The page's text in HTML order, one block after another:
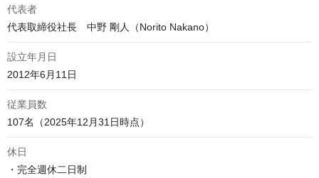
代表者
代表取締役社長　中野 剛人（Norito Nakano）
設立年月日
2012年6月11日
従業員数
107名（2025年12月31日時点）
休日
・完全週休二日制